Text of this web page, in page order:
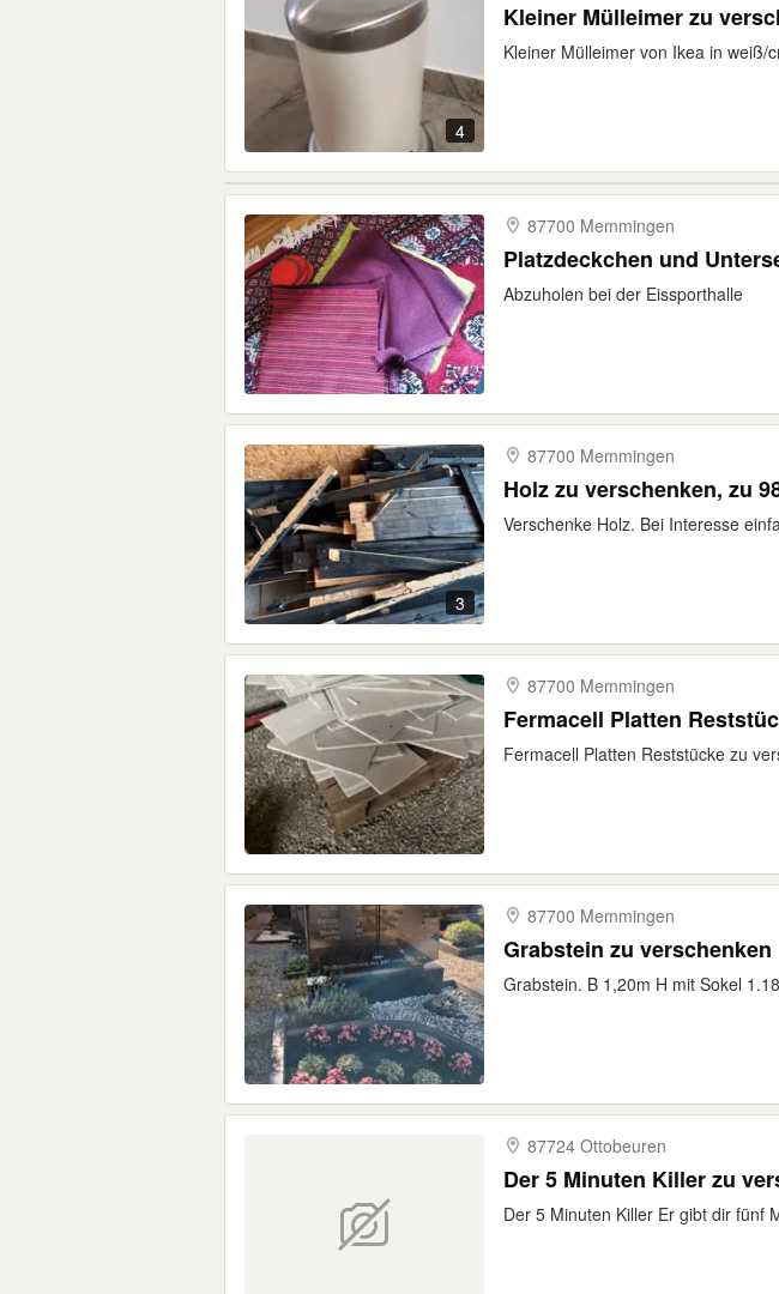
4
Kleiner Mülleimer zu
Kleiner Mülleimer von Ikea in weiß/
87700 Memmingen
Platzdeckchen und
Abzuholen bei der Eissporthalle
3
87700 Memmingen
Holz zu verschenken, zu
Verschenke Holz. Bei Interesse
87700 Memmingen
Fermacell Platten
Fermacell Platten Reststücke zu
87700 Memmingen
Grabstein zu verschenken
Grabstein. B 1,20m H mit Sokel
87724 Ottobeuren
Der 5 Minuten Killer zu
Der 5 Minuten Killer Er gibt dir fünf